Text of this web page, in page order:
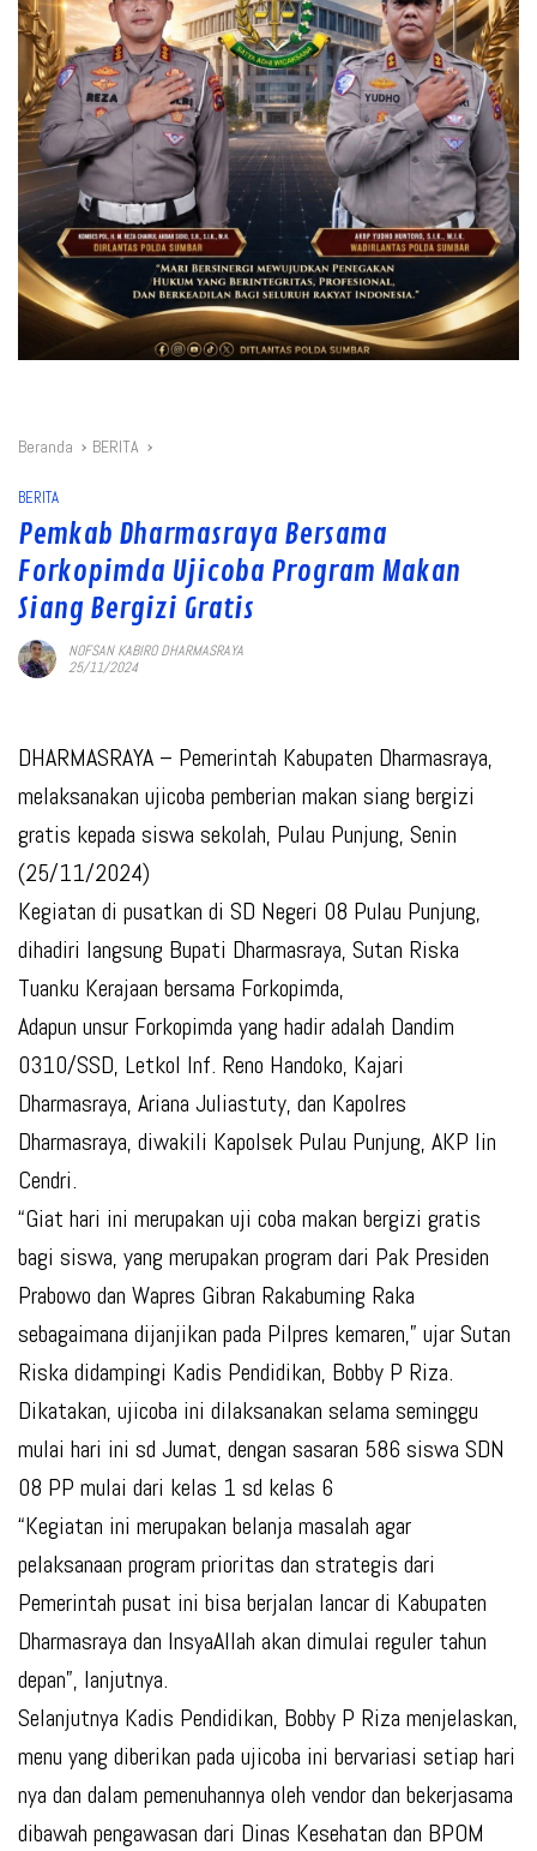
Beranda BERITA
BERITA
Pemkab Dharmasraya Bersama
Forkopimda Ujicoba Program Makan
Siang Bergizi Gratis
NOFSAN KABIRO DHARMASRAYA
25/11/2024
DHARMASRAYA – Pemerintah Kabupaten Dharmasraya,
melaksanakan ujicoba pemberian makan siang bergizi
gratis kepada siswa sekolah, Pulau Punjung, Senin
(25/11/2024)
Kegiatan di pusatkan di SD Negeri 08 Pulau Punjung,
dihadiri langsung Bupati Dharmasraya, Sutan Riska
Tuanku Kerajaan bersama Forkopimda,
Adapun unsur Forkopimda yang hadir adalah Dandim
0310/SSD, Letkol Inf. Reno Handoko, Kajari
Dharmasraya, Ariana Juliastuty, dan Kapolres
Dharmasraya, diwakili Kapolsek Pulau Punjung, AKP Iin
Cendri.
“Giat hari ini merupakan uji coba makan bergizi gratis
bagi siswa, yang merupakan program dari Pak Presiden
Prabowo dan Wapres Gibran Rakabuming Raka
sebagaimana dijanjikan pada Pilpres kemaren,” ujar Sutan
Riska didampingi Kadis Pendidikan, Bobby P Riza.
Dikatakan, ujicoba ini dilaksanakan selama seminggu
mulai hari ini sd Jumat, dengan sasaran 586 siswa SDN
08 PP mulai dari kelas 1 sd kelas 6
“Kegiatan ini merupakan belanja masalah agar
pelaksanaan program prioritas dan strategis dari
Pemerintah pusat ini bisa berjalan lancar di Kabupaten
Dharmasraya dan InsyaAllah akan dimulai reguler tahun
depan”, lanjutnya.
Selanjutnya Kadis Pendidikan, Bobby P Riza menjelaskan,
menu yang diberikan pada ujicoba ini bervariasi setiap hari
nya dan dalam pemenuhannya oleh vendor dan bekerjasama
dibawah pengawasan dari Dinas Kesehatan dan BPOM